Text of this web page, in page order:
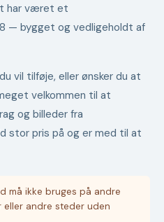
har været et
— bygget og vedligeholdt af
vil tilføje, eller ønsker du at
velkommen til at
og billeder fra
pris på og er med til at
må ikke bruges på andre
eller andre steder uden